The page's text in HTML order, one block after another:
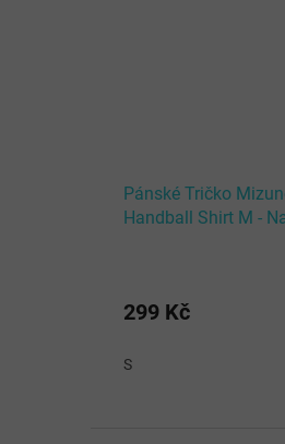
Pánské Tričko
Handball Shirt M -
299 Kč
S